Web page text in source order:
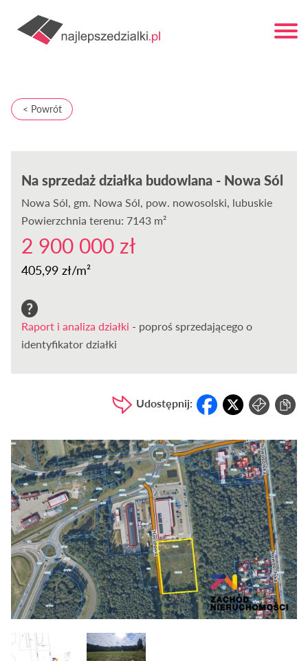
< Powrót
Na sprzedaż działka budowlana - Nowa Sól
Nowa Sól, gm. Nowa Sól, pow. nowosolski, lubuskie
Powierzchnia terenu: 7143 m²
2 900 000 zł
405,99 zł/m²
Raport i analiza działki - poproś sprzedającego o
identyfikator działki
Udostępnij: